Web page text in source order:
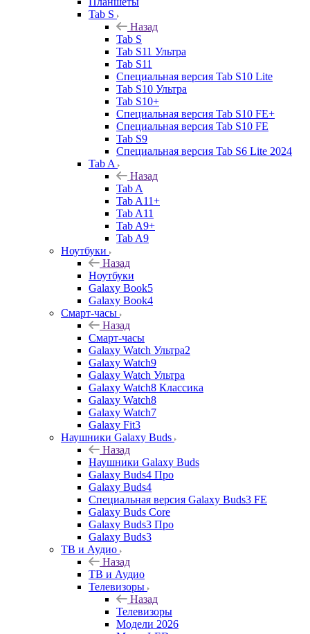
Tab S
Назад
Tab S
Tab S11 Ультра
Tab S11
Специальная версия Tab S10 Lite
Tab S10 Ультра
Tab S10+
Специальная версия Tab S10 FE+
Специальная версия Tab S10 FE
Tab S9
Специальная версия Tab S6 Lite 2024
Tab A
Назад
Tab A
Tab A11+
Tab A11
Tab A9+
Tab A9
Ноутбуки
Назад
Ноутбуки
Galaxy Book5
Galaxy Book4
Смарт-часы
Назад
Смарт-часы
Galaxy Watch Ультра2
Galaxy Watch9
Galaxy Watch Ультра
Galaxy Watch8 Классика
Galaxy Watch8
Galaxy Watch7
Galaxy Fit3
Наушники Galaxy Buds
Назад
Наушники Galaxy Buds
Galaxy Buds4 Про
Galaxy Buds4
Специальная версия Galaxy Buds3 FE
Galaxy Buds Core
Galaxy Buds3 Про
Galaxy Buds3
ТВ и Аудио
Назад
ТВ и Аудио
Телевизоры
Назад
Телевизоры
Модели 2026